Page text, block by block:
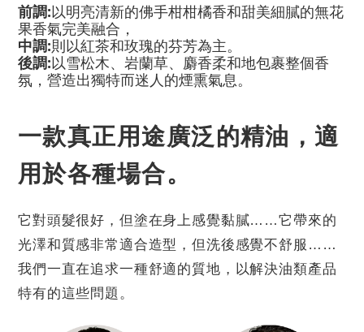
前調:以明亮清新的佛手柑柑橘香和甜美細膩的無花
果香氣完美融合，
中調:則以紅茶和玫瑰的芬芳為主。
後調:以雪松木、岩蘭草、麝香柔和地包裹整個香
氛，營造出獨特而迷人的煙熏氣息。
一款真正用途廣泛的精油，適
用於各種場合。
它對頭髮很好，但塗在身上感覺黏膩……它帶來的
光澤和質感非常適合造型，但洗後感覺不舒服……
我們一直在追求一種舒適的質地，以解決油類產品
特有的這些問題。